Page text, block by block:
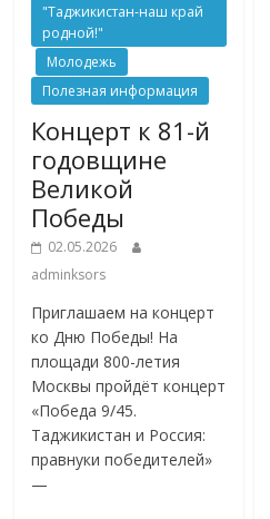
"Таджикистан-наш край
родной!"
Молодежь
Полезная информация
Концерт к 81-й
годовщине
Великой
Победы
02.05.2026
adminksors
Приглашаем на концерт
ко Дню Победы! На
площади 800-летия
Москвы пройдёт концерт
«Победа 9/45.
Таджикистан и Россия:
правнуки победителей»
—